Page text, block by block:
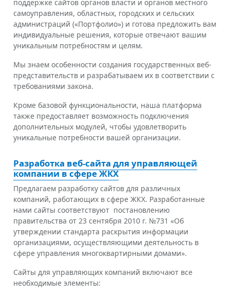
поддержке сайтов органов власти и органов местного
самоуправления, областных, городских и сельских
администраций («Портфолио») и готова предложить вам
индивидуальные решения, которые отвечают вашим
уникальным потребностям и целям.
Мы знаем особенности создания государственных веб-
представительств и разрабатываем их в соответствии с
требованиями закона.
Кроме базовой функциональности, наша платформа
также предоставляет возможность подключения
дополнительных модулей, чтобы удовлетворить
уникальные потребности вашей организации.
Разработка веб-сайта для управляющей
компании в сфере ЖКХ
Предлагаем разработку сайтов для различных
компаний, работающих в сфере ЖКХ. Разработанные
нами сайты соответствуют постановлению
правительства от 23 сентября 2010 г. №731 «Об
утверждении стандарта раскрытия информации
организациями, осуществляющими деятельность в
сфере управления многоквартирными домами».
Сайты для управляющих компаний включают все
необходимые элементы: